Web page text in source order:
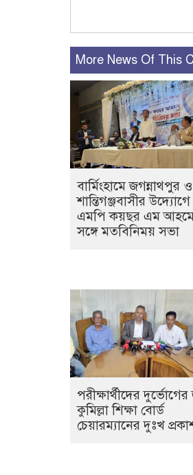
More News Of This
বার্মিংহামে জগন্নাথপুর ও
শান্তিগঞ্জবাসীর উদ্যোগে
এমপি কয়ছর এম
সঙ্গে মতবিনিময় সভা
পরীক্ষার্থীদের
কুমিল্লা শিক্ষা বোর্ড
চেয়ারম্যানের দুঃখ